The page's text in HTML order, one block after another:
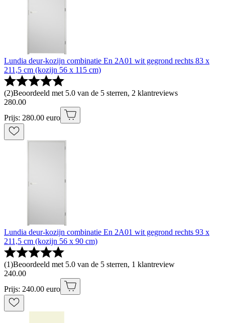
Lundia deur-kozijn combinatie En 2A01 wit gegrond rechts 83 x
211,5 cm (kozijn 56 x 115 cm)
(2)Beoordeeld met 5.0 van de 5 sterren, 2 klantreviews
280.00
Prijs: 280.00 euro
Lundia deur-kozijn combinatie En 2A01 wit gegrond rechts 93 x
211,5 cm (kozijn 56 x 90 cm)
(1)Beoordeeld met 5.0 van de 5 sterren, 1 klantreview
240.00
Prijs: 240.00 euro